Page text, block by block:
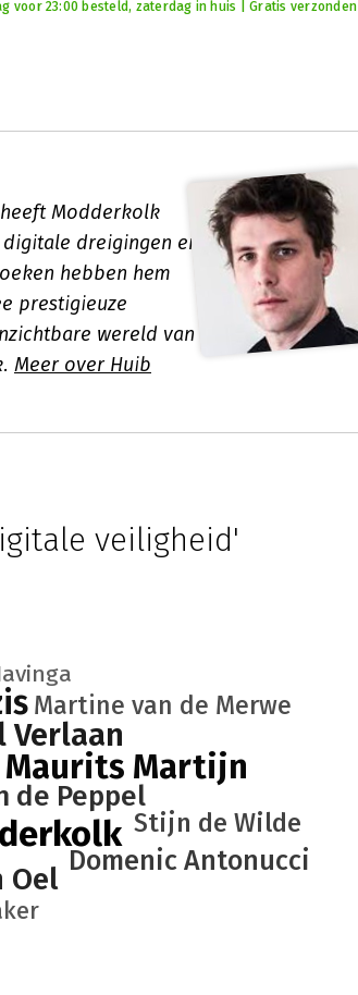
voor 23:00 besteld, zaterdag in huis | Gratis verzonden
Modderkolk
dreigingen en
hebben hem
prestigieuze
wereld van
Meer over Huib
veiligheid'
Maurits Martijn
Verlaan
Oel
de Peppel
Domenic Antonucci
Stijn de Wilde
Martine van de Merwe